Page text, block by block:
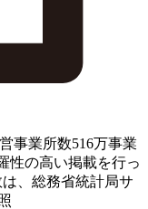
事業所数516万事業
性の高い掲載を行っ
、総務省統計局サ